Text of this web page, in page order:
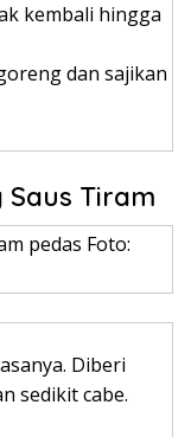
kembali hingga
dan sajikan
Saus Tiram
pedas Foto:
Diberi
sedikit cabe.